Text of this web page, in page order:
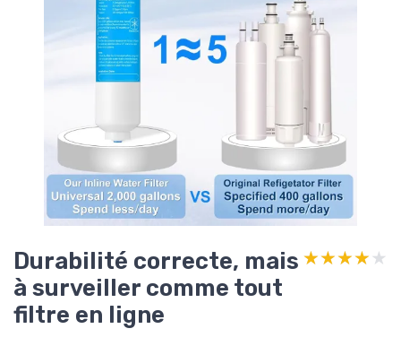
Durabilité correcte, mais
à surveiller comme tout
filtre en ligne
★★★★★
★★★★★